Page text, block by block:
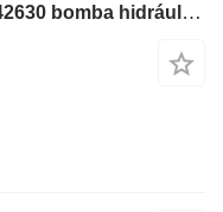
Kubota Pump Coupling RD451-42630 bomba hidráulica para Kubota U55-4 miniexcavadora